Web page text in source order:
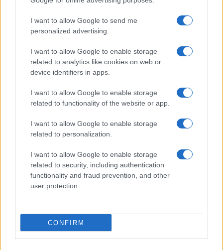
I want to allow Google to send me
personalized advertising.
I want to allow Google to enable storage
related to analytics like cookies on web or
device identifiers in apps.
I want to allow Google to enable storage
related to functionality of the website or app.
I want to allow Google to enable storage
related to personalization.
I want to allow Google to enable storage
related to security, including authentication
functionality and fraud prevention, and other
user protection.
CONFIRM
per cento delle risorse.
Russia, Cina, Iran
Putin e Xi si sono ritrovati a Pechino lo scorso 17
ottobre per il terzoBelt and Road Forum
cooperazionesul piano militare e delle industrie
fianco della Russia sul fronte ucraino, ha
recentemente concluso un
la fornitura di sistemi d’arma avanzati.
Occhio di riguardo per Teheran
Malgrado la sua solerzia nell’isolare la Russia, e
chiunque la supporti, con sanzioni, nel caso